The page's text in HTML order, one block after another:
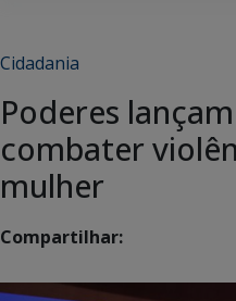
Cidadania
Poderes
combater
mulher
Compartilhar: